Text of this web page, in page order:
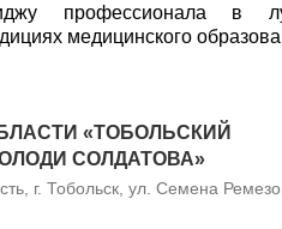
профессионала в
медицинского
«ТОБОЛЬСКИЙ
СОЛДАТОВА»
г. Тобольск, ул. Семена